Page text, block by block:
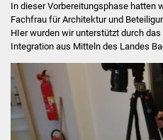
In dieser Vorbereitungsphase hatten
Fachfrau für Architektur und
HIer wurden wir unterstützt durch
Integration aus Mitteln des Landes